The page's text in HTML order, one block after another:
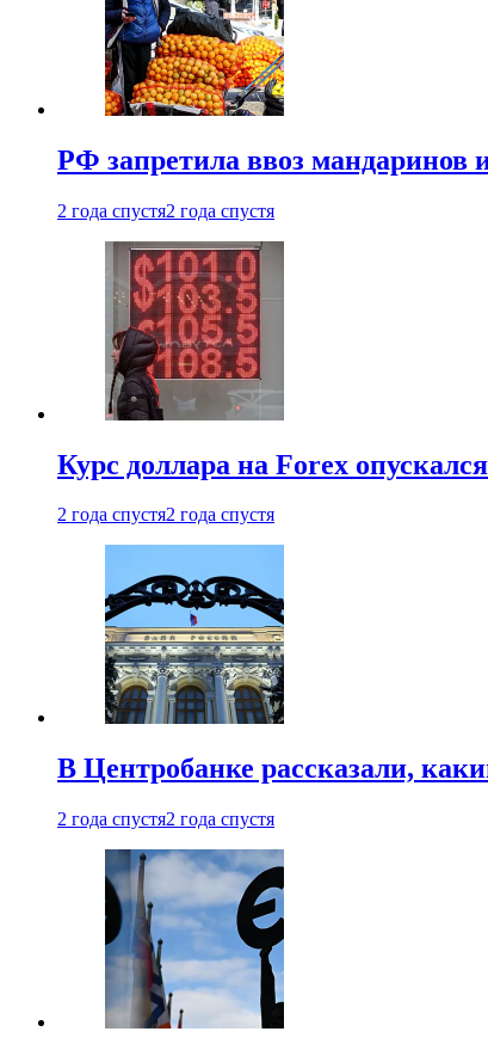
РФ запретила ввоз мандаринов
2 года спустя2 года спустя
Курс доллара на Forex
2 года спустя2 года спустя
В Центробанке рассказали,
2 года спустя2 года спустя